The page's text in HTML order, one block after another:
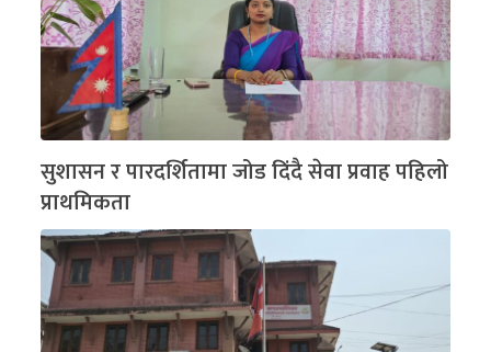
सुशासन र पारदर्शितामा जोड दिंदै सेवा प्रवाह पहिलो
प्राथमिकता